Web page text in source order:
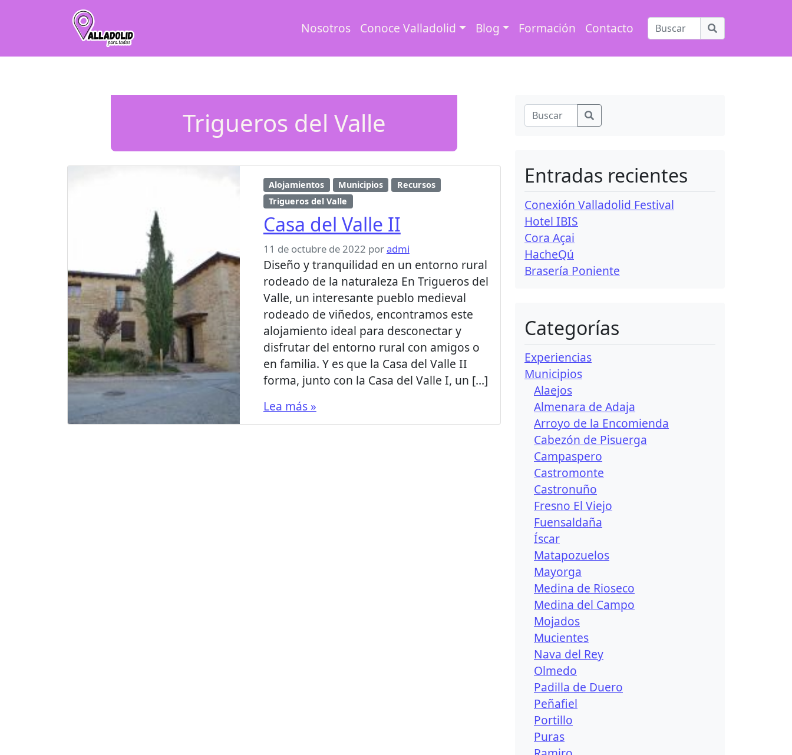
Nosotros Conoce Valladolid Blog Formación Contacto
Trigueros del Valle
Alojamientos Municipios
Recursos
Trigueros del Valle
Casa del Valle II
11 de octubre de 2022 poradmi
Diseño y tranquilidad en un entorno rural
rodeado de la naturaleza En Trigueros del
Valle, un interesante pueblo medieval
rodeado de viñedos, encontramos este
alojamiento ideal para desconectar y
disfrutar del entorno rural con amigos o
en familia. Y es que la Casa del Valle II
forma, junto con la Casa del Valle I, un […]
Lea más »
Entradas recientes
Conexión Valladolid Festival
Hotel IBIS
Cora Açai
HacheQú
Brasería Poniente
Categorías
Experiencias
Municipios
Alaejos
Almenara de Adaja
Arroyo de la Encomienda
Cabezón de Pisuerga
Campaspero
Castromonte
Castronuño
Fresno El Viejo
Fuensaldaña
Íscar
Matapozuelos
Mayorga
Medina de Rioseco
Medina del Campo
Mojados
Mucientes
Nava del Rey
Olmedo
Padilla de Duero
Peñafiel
Portillo
Puras